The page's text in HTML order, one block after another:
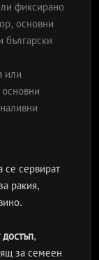
фиксирано
основни
български
или
се сервират
ракия,
,
за семеен